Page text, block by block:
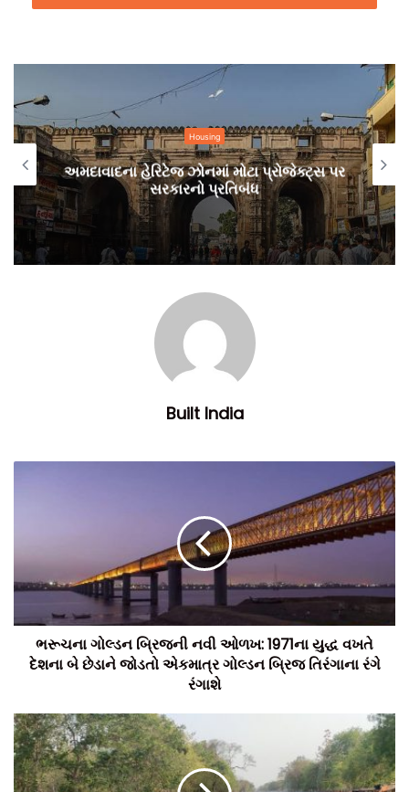
ઓ‌વરબ્રિજની વિશેષતા
બ્રિજની લંબાઈ : 320 મીટર
વર્તુળની લંબાઈ : 250 મીટર
પહોળાઈ : 4 મીટર
મેટ્રો સ્ટેશન સાથે સીધી કનેક્ટિવીટી
ઉંચાઈ : 5.67 મીટર
ખર્ચ : 16.43 કરોડ રૂપિયા
ટીમ બિલ્ટ ઈન્ડિયા, સૌજન્ય- દિવ્ય ભાસ્કર.
Housing
અમદાવાદના હેરિટેજ ઝોનમાં મોટા પ્રોજેક્ટ્સ પર
સરકારનો પ્રતિબંધ
Built India
ભરૂચના ગોલ્ડન બ્રિજની નવી ઓળખ: 1971ના યુદ્ધ વખતે
દેશના બે છેડાને જોડતો એકમાત્ર ગોલ્ડન બ્રિજ તિરંગાના રંગે
રંગાશે